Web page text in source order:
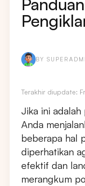
BY
Terakhir diupdate:
Jika ini
Anda
beberapa hal
diperhatikan
efektif dan
merangkum